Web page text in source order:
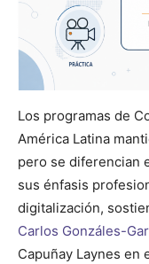
Los programas de
América Latina
pero se diferencian
sus énfasis
digitalización,
Carlos Gonzáles-
Capuñay Laynes en